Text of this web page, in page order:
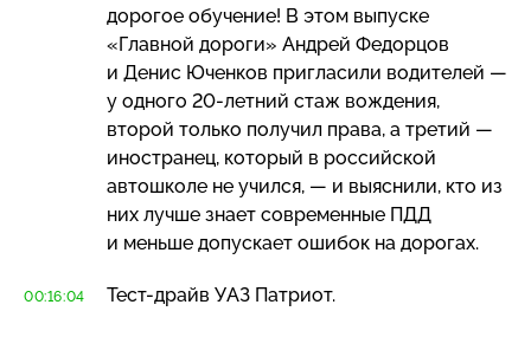
дорогое обучение! В этом выпуске
«Главной дороги» Андрей Федорцов
и Денис Юченков пригласили водителей —
у одного 20-летний стаж вождения,
второй только получил права, а третий —
иностранец, который в российской
автошколе не учился, — и выяснили, кто из
них лучше знает современные ПДД
и меньше допускает ошибок на дорогах.
00:16:04 Тест-драйв УАЗ Патриот.